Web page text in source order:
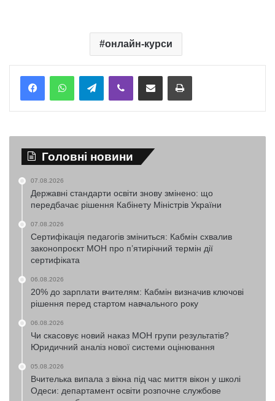
онлайн-курси
TelegramViber Надіслати електронною поштоюНадрукувати
Головні новини
07.08.2026
Державні стандарти освіти знову змінено: що
передбачає рішення Кабінету Міністрів України
07.08.2026
Сертифікація педагогів зміниться: Кабмін схвалив
законопроєкт МОН про п’ятирічний термін дії
сертифіката
06.08.2026
20% до зарплати вчителям: Кабмін визначив ключові
рішення перед стартом навчального року
06.08.2026
Чи скасовує новий наказ МОН групи результатів?
Юридичний аналіз нової системи оцінювання
05.08.2026
Вчителька випала з вікна під час миття вікон у школі
Одеси: департамент освіти розпочне службове